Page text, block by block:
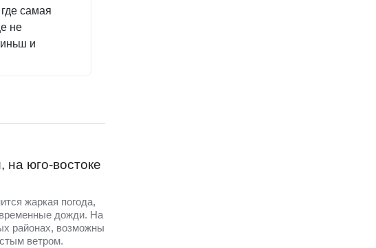
самая
не
и
юго-востоке
жаркая погода,
дожди. На
районах, возможны
ветром.